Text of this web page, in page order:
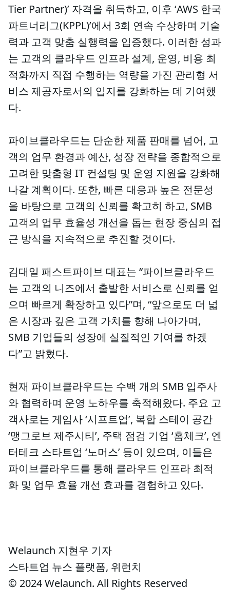
Tier Partner)’ 자격을 취득하고, 이후 ‘AWS 한국
파트너리그(KPPL)’에서 3회 연속 수상하며 기술
력과 고객 맞춤 실행력을 입증했다. 이러한 성과
는 고객의 클라우드 인프라 설계, 운영, 비용 최
적화까지 직접 수행하는 역량을 가진 관리형 서
비스 제공자로서의 입지를 강화하는 데 기여했
다.
파이브클라우드는 단순한 제품 판매를 넘어, 고
객의 업무 환경과 예산, 성장 전략을 종합적으로
고려한 맞춤형 IT 컨설팅 및 운영 지원을 강화해
나갈 계획이다. 또한, 빠른 대응과 높은 전문성
을 바탕으로 고객의 신뢰를 확고히 하고, SMB
고객의 업무 효율성 개선을 돕는 현장 중심의 접
근 방식을 지속적으로 추진할 것이다.
김대일 패스트파이브 대표는 “파이브클라우드
는 고객의 니즈에서 출발한 서비스로 신뢰를 얻
으며 빠르게 확장하고 있다”며, “앞으로도 더 넓
은 시장과 깊은 고객 가치를 향해 나아가며,
SMB 기업들의 성장에 실질적인 기여를 하겠
다”고 밝혔다.
현재 파이브클라우드는 수백 개의 SMB 입주사
와 협력하며 운영 노하우를 축적해왔다. 주요 고
객사로는 게임사 ‘시프트업’, 복합 스테이 공간
‘맹그로브 제주시티’, 주택 점검 기업 ‘홈체크’, 엔
터테크 스타트업 ‘노머스’ 등이 있으며, 이들은
파이브클라우드를 통해 클라우드 인프라 최적
화 및 업무 효율 개선 효과를 경험하고 있다.
Welaunch 지현우 기자
스타트업 뉴스 플랫폼, 위런치
© 2024 Welaunch. All Rights Reserved